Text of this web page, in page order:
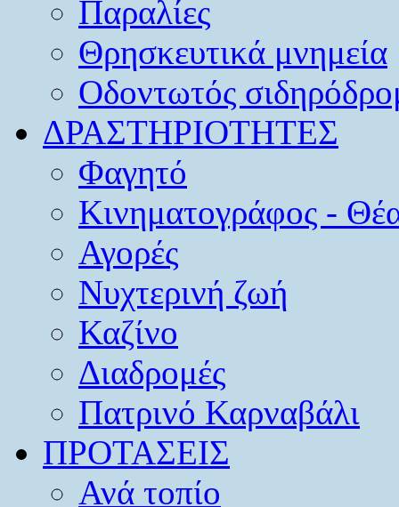
Παραλίες
Θρησκευτικά μνημεία
Οδοντωτός
ΔΡΑΣΤΗΡΙΟΤΗΤΕΣ
Φαγητό
Κινηματογράφος -
Αγορές
Νυχτερινή ζωή
Καζίνο
Διαδρομές
Πατρινό Καρναβάλι
ΠΡΟΤΑΣΕΙΣ
Ανά τοπίο